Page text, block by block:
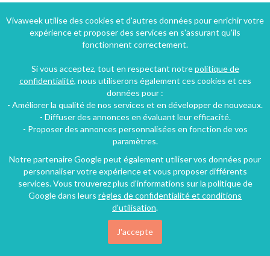
Dormir et naviguer à bord d'un bateau à Sète dans le Sud de la France !
Sète (12 km), Hérault, Languedoc-Roussillon, Occitanie, France
90€/nuit
Vivaweek utilise des cookies et d'autres données pour enrichir votre
expérience et proposer des services en s'assurant qu'ils
fonctionnent correctement.
Si vous acceptez, tout en respectant notrepolitique de
confidentialité, nous utiliserons également ces cookies et ces
données pour :
- Améliorer la qualité de nos services et en développer de nouveaux.
- Diffuser des annonces en évaluant leur efficacité.
- Proposer des annonces personnalisées en fonction de vos
paramètres.
Notre partenaire Google peut également utiliser vos données pour
personnaliser votre expérience et vous proposer différents
services. Vous trouverez plus d'informations sur la politique de
Google dans leurs règles de confidentialité et conditions
d'utilisation.
J'accepte